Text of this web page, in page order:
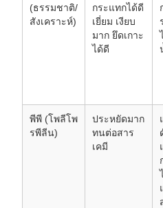
(ธรรมชาติ/
สังเคราะห์)
กระแทกได้ดี
เยี่ยม เงียบ
มาก ยึดเกาะ
ได้ดี
พีพี (โพลีโพ
รพีลีน)
ประหยัดมาก
ทนต่อสาร
เคมี